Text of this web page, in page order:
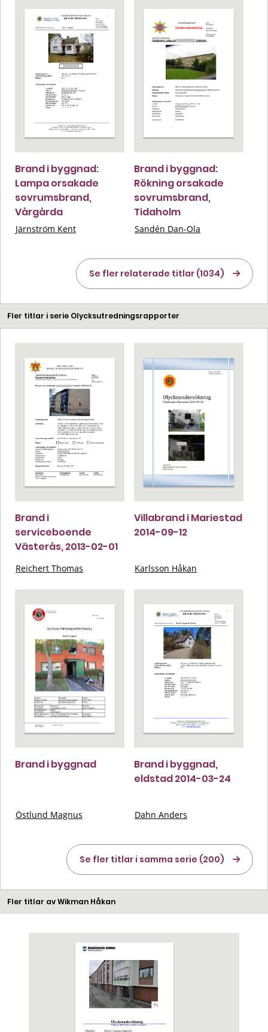
Brand i byggnad:
Lampa orsakade
sovrumsbrand,
Vårgårda
Järnström Kent
Brand i byggnad:
Rökning orsakade
sovrumsbrand,
Tidaholm
Sandén Dan-Ola
Se fler relaterade titlar (1034)
Fler titlar i serie Olycksutredningsrapporter
Brand i
serviceboende
Västerås, 2013-02-01
Reichert Thomas
Villabrand i Mariestad
2014-09-12
Karlsson Håkan
Brand i byggnad
Östlund Magnus
Brand i byggnad,
eldstad 2014-03-24
Dahn Anders
Se fler titlar i samma serie (200)
Fler titlar av Wikman Håkan